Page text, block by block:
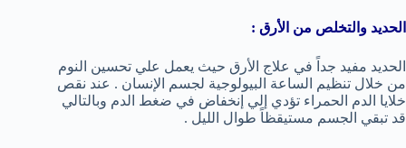
الحديد والتخلص من الأرق :
الحديد مفيد جداً في علاج الأرق حيث يعمل علي تحسين النوم
من خلال تنظيم الساعة البيولوجية لجسم الإنسان . عند نقص
خلايا الدم الحمراء تؤدي إلي إنخفاض في ضغط الدم وبالتالي
قد تبقي الجسم مستيقظاً طوال الليل .